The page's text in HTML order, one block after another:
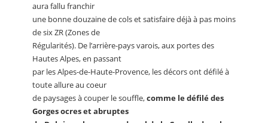
aura fallu franchir
une bonne douzaine de cols et satisfaire déjà à pas moins
de six ZR (Zones de
Régularités). De l’arrière-pays varois, aux portes des
Hautes Alpes, en passant
par les Alpes-de-Haute-Provence, les décors ont défilé à
toute allure au coeur
de paysages à couper le souffle,comme le défilé des
Gorges ocres et abruptes